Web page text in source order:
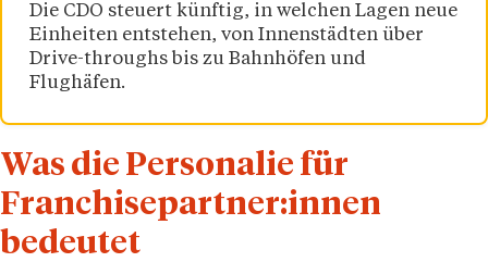
Die CDO steuert künftig, in welchen Lagen neue
Einheiten entstehen, von Innenstädten über
Drive-throughs bis zu Bahnhöfen und
Flughäfen.
Was die Personalie für
Franchisepartner:innen
bedeutet